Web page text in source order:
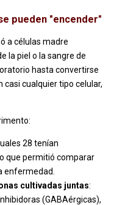
pueden "encender"
a células madre
la piel o la sangre de
hasta convertirse
cualquier tipo celular,
28 tenían
que permitió comparar
enfermedad.
cultivadas juntas:
(GABAérgicas),